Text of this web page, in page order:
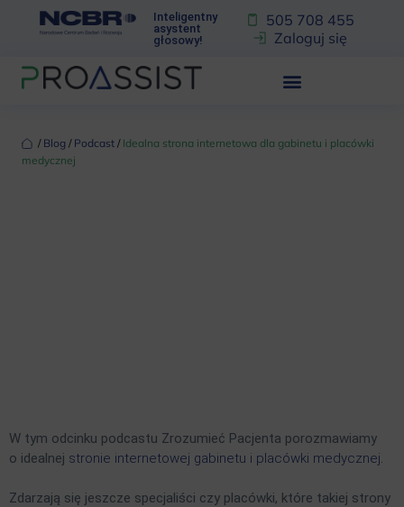
Inteligentny
asystent
głosowy!
505 708 455
Zaloguj się
‏‏‎ ‎/‏‏‎ ‎ Blog ‏‏‎ ‎/‏‏‎ ‎ Podcast ‏‏‎ ‎/‏‏‎ ‎ Idealna strona internetowa dla gabinetu i placówki
medycznej
W tym odcinku podcastu Zrozumieć Pacjenta porozmawiamy
o idealnej stronie internetowej gabinetu i placówki medycznej.
Zdarzają się jeszcze specjaliści czy placówki, które takiej strony